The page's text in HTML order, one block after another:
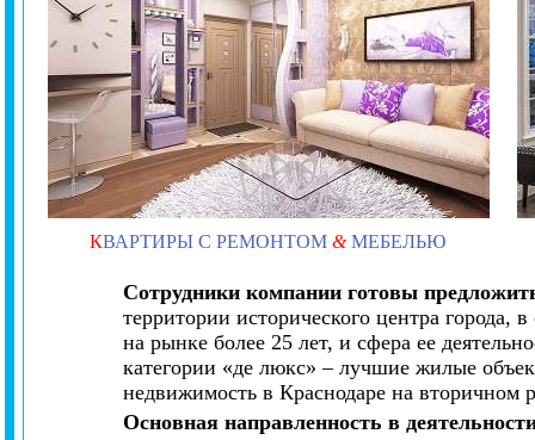
КВАРТИРЫ С РЕМОНТОМ&МЕБЕЛЬЮ
Сотрудники компании готовы
территории исторического центра
на рынке более 25 лет, и сфера ее
категории «де люкс» – лучшие жилые
недвижимость в Краснодаре на
Основная направленность в